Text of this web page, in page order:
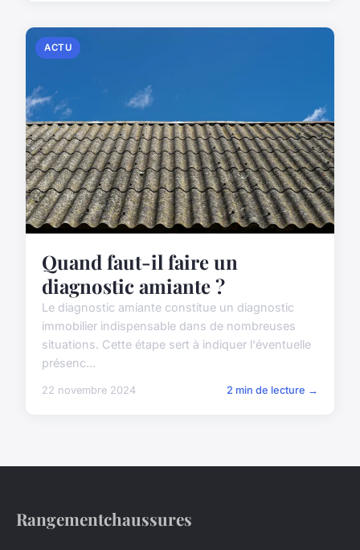
ACTU
Quand faut-il faire un
diagnostic amiante ?
Le diagnostic amiante constitue un diagnostic
immobilier indispensable dans de nombreuses
situations. Cette étape sert à indiquer l'éventuelle
présenc...
22 novembre 2024 2 min de lecture →
Rangementchaussures